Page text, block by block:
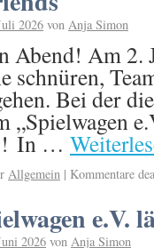
2026 von Anja Simon
Abend! Am 2.
schnüren,
Bei der
„Spielwagen
In …
Allgemein | Kommentare
e.V.
2026 von Anja Simon